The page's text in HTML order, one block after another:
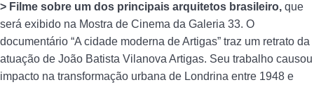
> Filme sobre um dos principais arquitetos brasileiro, que
será exibido na Mostra de Cinema da Galeria 33. O
documentário “A cidade moderna de Artigas” traz um retrato da
atuação de João Batista Vilanova Artigas. Seu trabalho causou
impacto na transformação urbana de Londrina entre 1948 e